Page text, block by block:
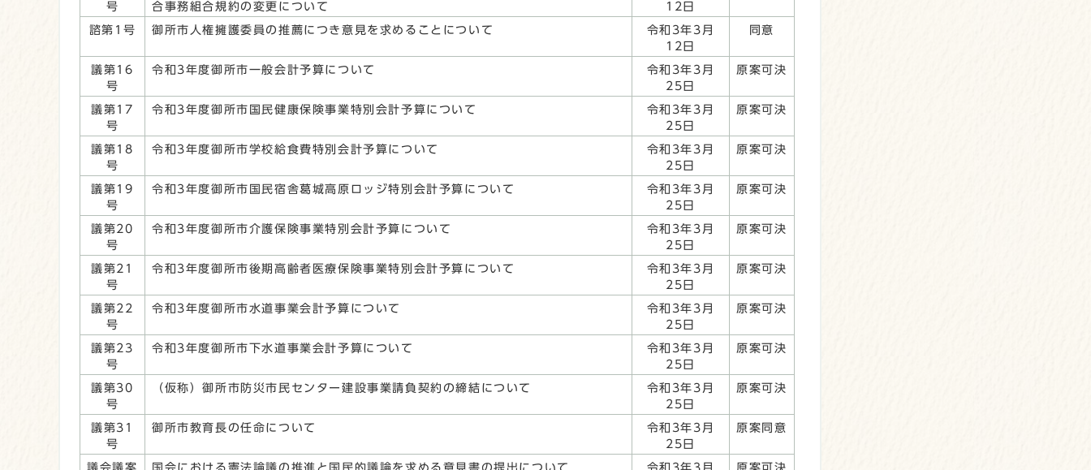
号
合事務組合規約の変更について
12日
諮第1号 御所市人権擁護委員の推薦につき意見を求めることについて
令和3年3月
12日
同意
議第16
号
令和3年度御所市一般会計予算について
令和3年3月
25日
原案可決
議第17
号
令和3年度御所市国民健康保険事業特別会計予算について
令和3年3月
25日
原案可決
議第18
号
令和3年度御所市学校給食費特別会計予算について
令和3年3月
25日
原案可決
議第19
号
令和3年度御所市国民宿舎葛城高原ロッジ特別会計予算について
令和3年3月
25日
原案可決
議第20
号
令和3年度御所市介護保険事業特別会計予算について
令和3年3月
25日
原案可決
議第21
号
令和3年度御所市後期高齢者医療保険事業特別会計予算について
令和3年3月
25日
原案可決
議第22
号
令和3年度御所市水道事業会計予算について
令和3年3月
25日
原案可決
議第23
号
令和3年度御所市下水道事業会計予算について
令和3年3月
25日
原案可決
議第30
号
（仮称）御所市防災市民センター建設事業請負契約の締結について
令和3年3月
25日
原案可決
議第31
号
御所市教育長の任命について
令和3年3月
25日
原案同意
議会議案 国会における憲法論議の推進と国民的議論を求める意見書の提出について 令和3年3月 原案可決